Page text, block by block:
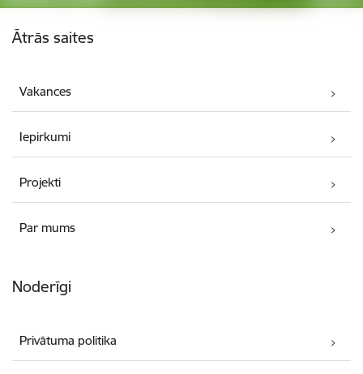
Ātrās saites
Vakances
Iepirkumi
Projekti
Par mums
Noderīgi
Privātuma politika